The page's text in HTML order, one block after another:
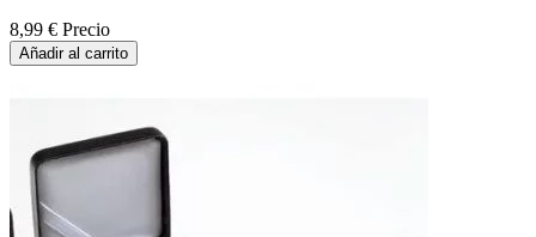
8,99 € Precio
Añadir al carrito